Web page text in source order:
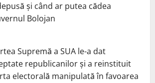
și când ar putea cădea
Bolojan
Supremă a SUA le-a dat
republicanilor și a reinstituit
electorală manipulată în favoarea